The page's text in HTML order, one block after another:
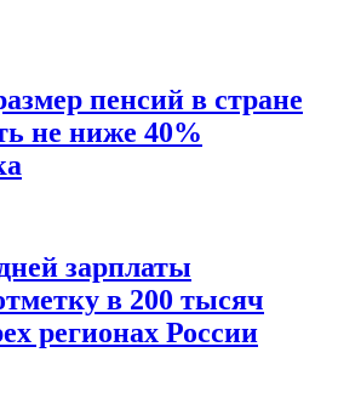
пенсий в стране
не ниже 40%
зарплаты
в 200 тысяч
регионах России